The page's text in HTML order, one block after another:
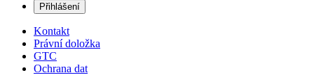
Přihlášení
Kontakt
Právní doložka
GTC
Ochrana dat